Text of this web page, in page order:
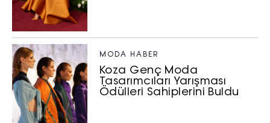
MODA HABER
Koza Genç Moda
Tasarımcıları Yarışması
Ödülleri Sahiplerini Buldu